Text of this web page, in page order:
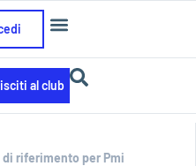
al club
di riferimento per Pmi